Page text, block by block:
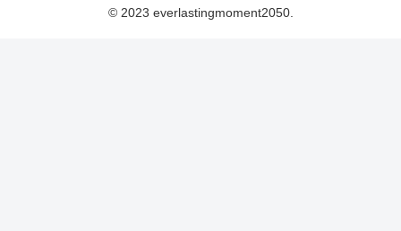
© 2023 everlastingmoment2050.